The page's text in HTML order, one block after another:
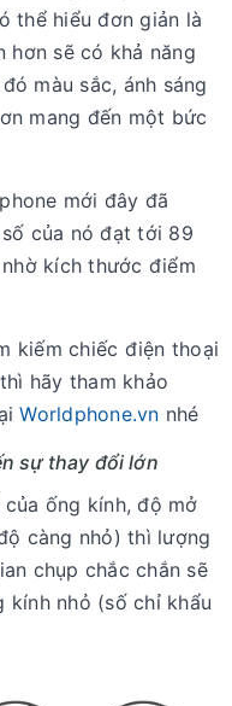
thể hiểu đơn giản là
hơn sẽ có khả năng
màu sắc, ánh sáng
mang đến một bức
mới đây đã
của nó đạt tới 89
kích thước điểm
kiếm chiếc điện thoại
hãy tham khảo
Worldphone.vn nhé
sự thay đổi lớn
ống kính, độ mở
càng nhỏ) thì lượng
chụp chắc chắn sẽ
kính nhỏ (số chỉ khẩu